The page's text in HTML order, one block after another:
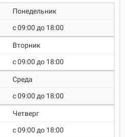
Понедельник
c 09:00 до 18:00
Вторник
c 09:00 до 18:00
Среда
c 09:00 до 18:00
Четверг
c 09:00 до 18:00